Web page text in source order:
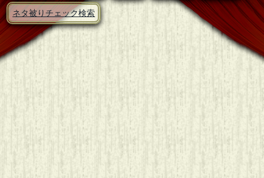
ネタ被りチェック検索